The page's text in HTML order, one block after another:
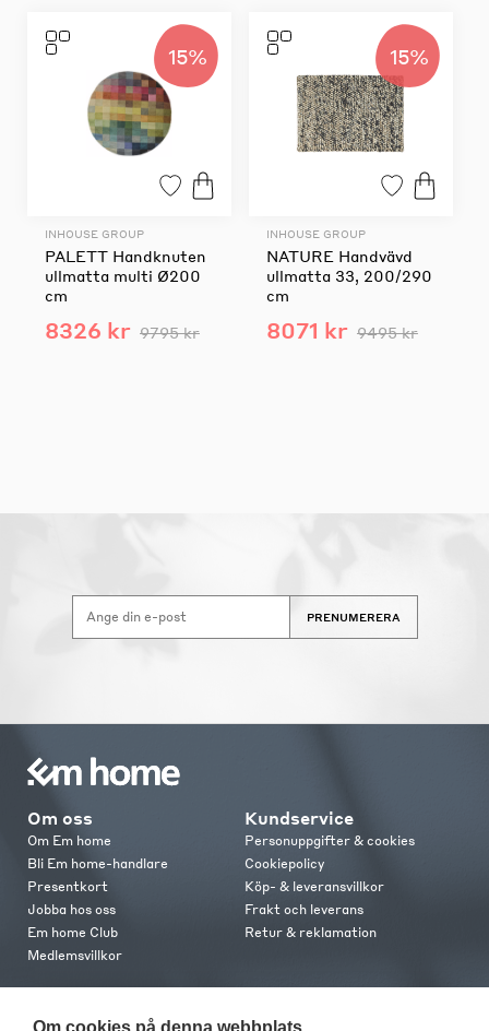
15%
INHOUSE GROUP
PALETT Handknuten
ullmatta multi Ø200
cm
8326 kr 9795 kr
15%
INHOUSE GROUP
NATURE Handvävd
ullmatta 33, 200/290
cm
8071 kr 9495 kr
PRENUMERERA
Om oss
Om Em home
Bli Em home-handlare
Presentkort
Jobba hos oss
Em home Club
Medlemsvillkor
Kundservice
Personuppgifter & cookies
Cookiepolicy
Köp- & leveransvillkor
Frakt och leverans
Retur & reklamation
Om cookies på denna webbplats